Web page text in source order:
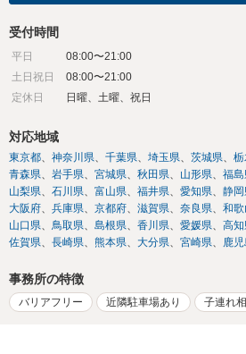
受付時間
平日
08:00〜21:00
土日祝日
08:00〜21:00
定休日
日曜、土曜、祝日
対応地域
東京都 神奈川県 千葉県 埼玉県 茨城県
青森県
岩手県 宮城県 秋田県 山形県 福
山梨県
石川県 富山県 福井県 愛知県 静
大阪府
兵庫県 京都府 滋賀県 奈良県 和
山口県
鳥取県 島根県 香川県 愛媛県 高
佐賀県
長崎県 熊本県 大分県 宮崎県 鹿
事務所の特徴
バリアフリー 近隣駐車場あり 子連れ